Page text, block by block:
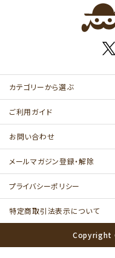
カテゴリーから選ぶ
ご利用ガイド
お問い合わせ
メールマガジン登録・解除
プライバシーポリシー
特定商取引法表示について
Copyright